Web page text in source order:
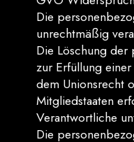
Die
unrechtmäßig
Die Löschung der
zur Erfüllung
dem Unionsrecht
Mitgliedstaaten
Verantwortliche
Die